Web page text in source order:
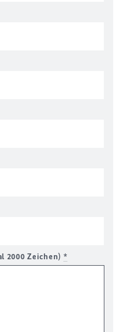
2000 Zeichen) *